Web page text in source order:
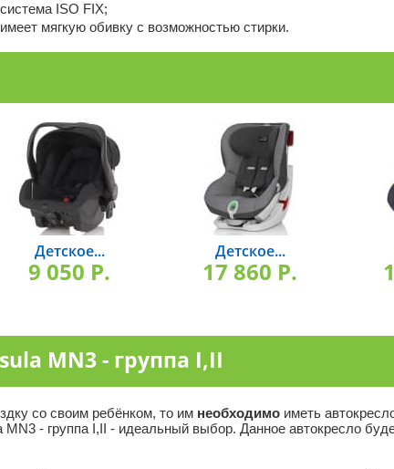
ISO FIX;
мягкую обивку с возможностью стирки.
Детское...
9 050 P.
Детское...
17 860 P.
MN3 - группа I,II
со своим ребёнком, то им необходимо иметь
- группа I,II - идеальный выбор. Данное автокресло